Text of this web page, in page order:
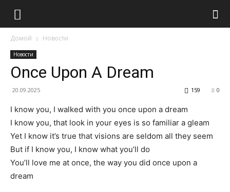
Домой Новости
Новости
Once Upon A Dream
20.09.2025 0
159
I know you, I walked with you once upon a dream
I know you, that look in your eyes is so familiar a gleam
Yet I know it’s true that visions are seldom all they seem
But if I know you, I know what you’ll do
You’ll love me at once, the way you did once upon a
dream